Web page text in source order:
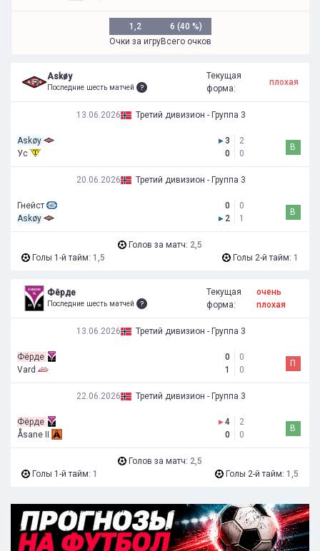
1,2
Очки за игру
6 (40 %)
Всего очков
Askøy
Последние шесть матчей
Текущая
форма:
плохая
13.06.2026 Третий дивизион - Группа 3
Askøy
Ус
▸3
0
2
0
В
20.06.2026 Третий дивизион - Группа 3
Гнейст
Askøy
0
▸ 2
0
1
В
Голов за матч: 2,5
Голы 1-й тайм: 1,5 Голы 2-й тайм: 1
Фёрде
Последние шесть матчей
Текущая
форма:
очень
плохая
13.06.2026 Третий дивизион - Группа 3
Фёрде
Vard
0
1
0
0
П
22.06.2026 Третий дивизион - Группа 3
Фёрде
Åsane II
▸4
0
2
0
В
Голов за матч: 2,5
Голы 1-й тайм: 1 Голы 2-й тайм: 1,5